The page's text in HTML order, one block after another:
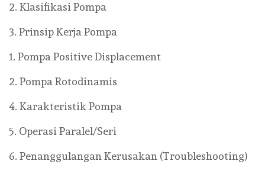
2. Klasifikasi Pompa
3. Prinsip Kerja Pompa
1. Pompa Positive Displacement
2. Pompa Rotodinamis
4. Karakteristik Pompa
5. Operasi Paralel/Seri
6. Penanggulangan Kerusakan (Troubleshooting)